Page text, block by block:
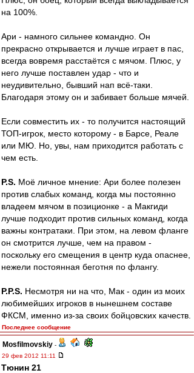
на 100%.
Ари - намного сильнее командно. Он
прекрасно открывается и лучше играет в пас,
всегда вовремя расстаётся с мячом. Плюс, у
него лучше поставлен удар - что и
неудивительно, бывший нап всё-таки.
Благодаря этому он и забивает больше мячей.
Если совместить их - то получится настоящий
ТОП-игрок, место которому - в Барсе, Реале
или МЮ. Но, увы, нам приходится работать с
чем есть.
P.S. Моё личное мнение: Ари более полезен
против слабых команд, когда мы постоянно
владеем мячом в позиционке - а Макгиди
лучше подходит против сильных команд, когда
важны контратаки. При этом, на левом фланге
он смотрится лучше, чем на правом -
поскольку его смещения в центр куда опаснее,
нежели постоянная беготня по флангу.
P.P.S. Несмотря ни на что, Мак - один из моих
любимейших игроков в нынешнем составе
ФКСМ, именно из-за своих бойцовских качеств.
Последнее сообщение
Mosfilmovskiy -
29 фев 2012 11:11
Тюнин 21